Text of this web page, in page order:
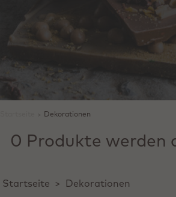
Dekorationen
0 Produkte werden
Startseite > Dekorationen